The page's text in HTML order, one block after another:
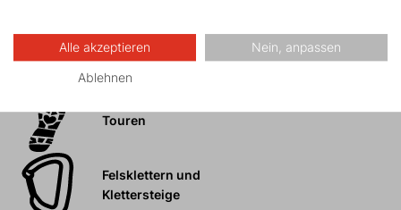
Aktivitäten
Touren
Felsklettern und
Klettersteige
Alle akzeptieren Nein, anpassen
Ablehnen